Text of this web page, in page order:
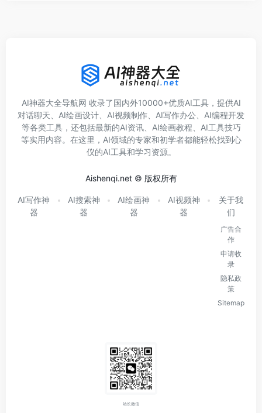
AI神器大全导航网 收录了国内外10000+优质AI工具，提供AI
对话聊天、AI绘画设计、AI视频制作、AI写作办公、AI编程开发
等各类工具，还包括最新的AI资讯、AI绘画教程、AI工具技巧
等实用内容。在这里，AI领域的专家和初学者都能轻松找到心
仪的AI工具和学习资源。
Aishenqi.net © 版权所有
AI写作神
器
AI搜索神
器
AI绘画神
器
AI视频神
器
关于我
们
广告合
作
申请收
录
隐私政
策
Sitemap
站长微信